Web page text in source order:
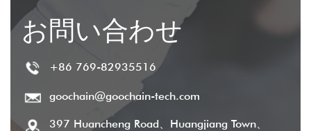
お問い合わせ
+86 769-82935516
goochain@goochain-tech.com
397 Huancheng Road、Huangjiang Town、